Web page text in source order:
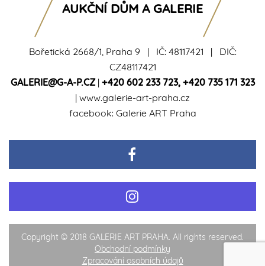
Bořetická 2668/1, Praha 9 | IČ: 48117421 | DIČ:
CZ48117421
GALERIE@G-A-P.CZ| +420 602 233 723, +420 735 171 323
| www.galerie-art-praha.cz
facebook: Galerie ART Praha
AUKČNÍ DŮM A GALERIE
Copyright © 2018 GALERIE ART PRAHA. All rights reserved.
Obchodní podmínky
Zpracování osobních údajů